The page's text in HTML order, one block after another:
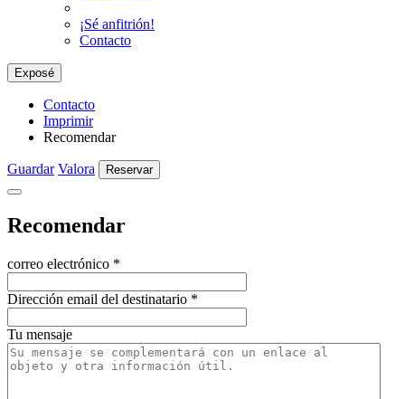
¡Sé anfitrión!
Contacto
Exposé
Contacto
Imprimir
Recomendar
Guardar Valora Reservar
Recomendar
correo electrónico *
Dirección email del destinatario *
Tu mensaje